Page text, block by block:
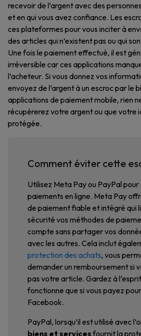
recevoir de l’argent avec des
et en qui vous avez confiance. Les
ces plateformes pour vous inciter à
des articles qui n’existent pas ou qui
Une fois le paiement effectué, il est
irréversible car ces applications
l’acheteur. Si vous donnez vos
envoyez de l’argent à un escroc par le
applications de paiement mobile, rien
récupérerez votre argent ou que votre
protégée.
Comment éviter cette
Utilisez Meta Pay ou PayPal
paiements en ligne. Meta Pay
de paiement fiable et intégré qui
sécurité vos méthodes de
compte sans partager vos
avec les autres. Cela inclut
protection des achats, vous
demander un remboursement si
pas votre article. Gardez à
fonctionne que si vous payez
Facebook.
PayPal, lorsqu’il est utilisé avec
biens et servicesfournit la